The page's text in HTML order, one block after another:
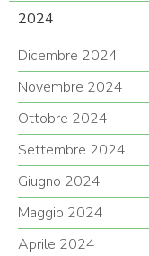
2024
Dicembre 2024
Novembre 2024
Ottobre 2024
Settembre 2024
Giugno 2024
Maggio 2024
Aprile 2024